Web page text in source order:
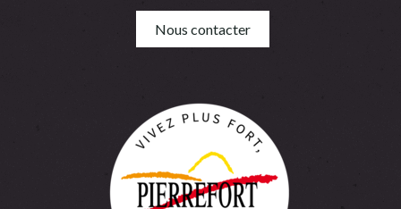
Nous contacter